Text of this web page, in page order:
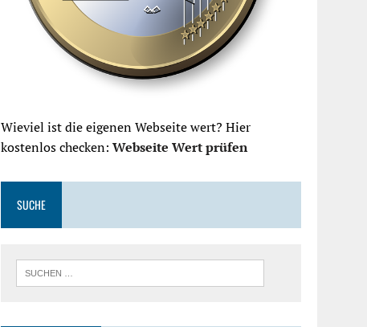
Wieviel ist die eigenen Webseite wert? Hier
kostenlos checken:Webseite Wert prüfen
SUCHE